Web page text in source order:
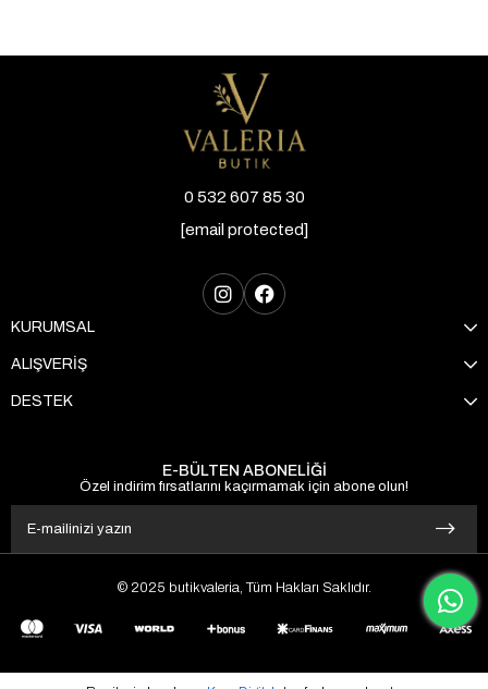
0 532 607 85 30
[email protected]
KURUMSAL
ALIŞVERİŞ
DESTEK
E-BÜLTEN ABONELİĞİ
Özel indirim fırsatlarını kaçırmamak için abone olun!
© 2025 butikvaleria, Tüm Hakları Saklıdır.